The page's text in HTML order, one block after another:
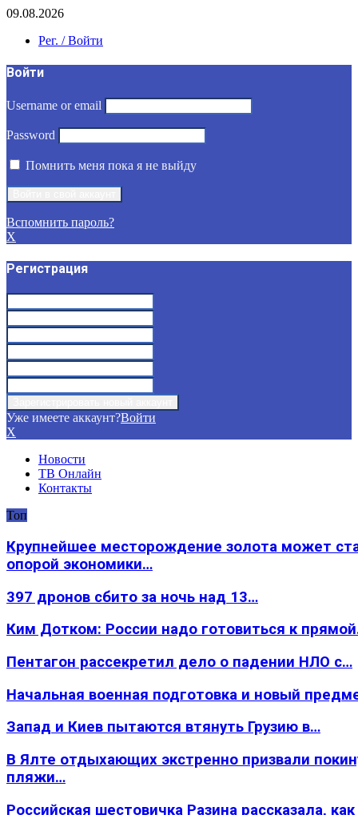
09.08.2026
Рег. / Войти
Войти
Username or email
Password
Помнить меня пока я не выйду
Вспомнить пароль?
X
Регистрация
Уже имеете аккаунт?Войти
X
Новости
ТВ Онлайн
Контакты
Топ
Крупнейшее месторождение золота может
опорой экономики…
397 дронов сбито за ночь над 13…
Ким Дотком: России надо готовиться к
Пентагон рассекретил дело о падении НЛО с…
Начальная военная подготовка и новый
Запад и Киев пытаются втянуть Грузию в…
В Ялте отдыхающих экстренно призвали
пляжи…
Российская шестовичка Разина рассказала, как